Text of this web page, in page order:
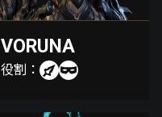
VORUNA
役割：